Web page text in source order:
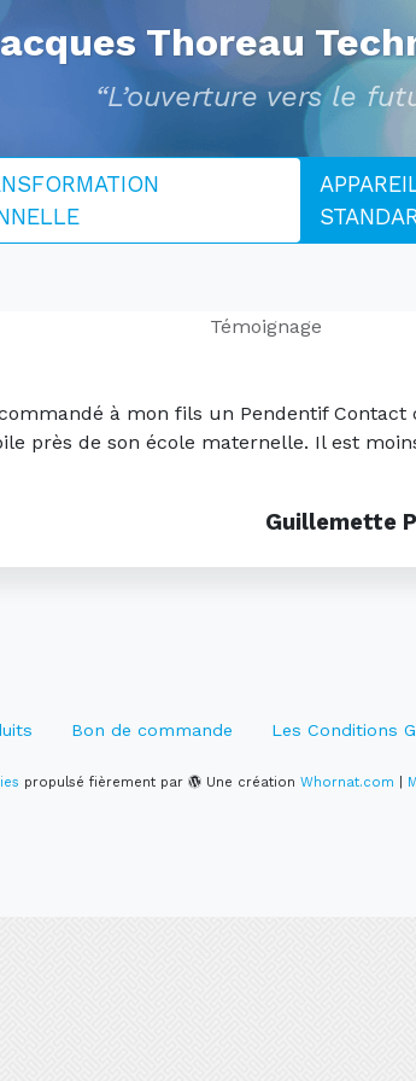
Thoreau
“L’ouverture vers le
Témoignage
commandé à mon fils un Pendentif
près de son école maternelle. Il est
Guillemette P
Bon de commande Les Conditions
propulsé fièrement par Une créationWhornat.com